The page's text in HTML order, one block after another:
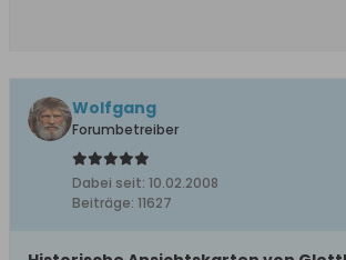
Wolfgang
Forumbetreiber
Dabei seit: 10.02.2008
Beiträge: 11627